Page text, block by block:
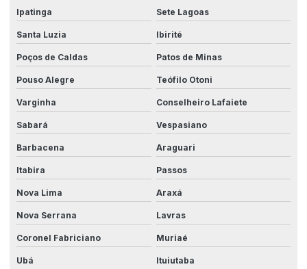
Painéis banco de capacitores
Painéis ccm
Painéis elétricos de baixa tensão
Painéis qgbt
Personalização de máquinas industriais
Projeto elétrico industrial
Projeto painel elétrico industrial
Projeto unifilar elétrico industrial
Projetos de automação
Projetos automação industrial
Ipatinga Sete Lagoas
Santa Luzia Ibirité
Poços de Caldas Patos de Minas
Pouso Alegre Teófilo Otoni
Varginha Conselheiro Lafaiete
Sabará Vespasiano
Barbacena Araguari
Itabira Passos
Nova Lima Araxá
Nova Serrana Lavras
Coronel Fabriciano Muriaé
Ubá Ituiutaba